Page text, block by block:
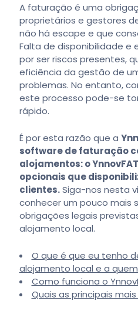
A faturação é uma
proprietários e gestores
não há escape e que
Falta de disponibilidade e
por ser riscos presentes,
eficiência da gestão de
problemas. No entanto,
este processo pode-se
rápido.
É por esta razão que a
software de faturação
alojamentos: o
opcionais que
clientes.Siga-nos nesta
conhecer um pouco mais
obrigações legais
alojamento local.
O que é que eu tenho
alojamento local e a
Como funciona o
Quais as principais mais